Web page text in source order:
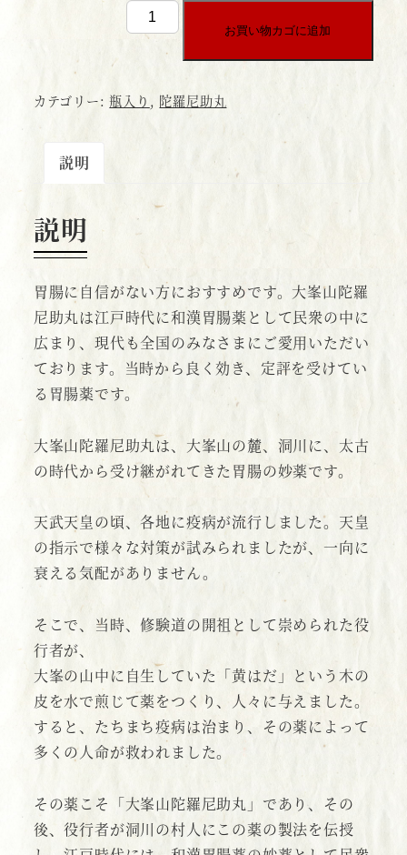
入
（2,400
量
ス
ー
ン
付）
【第
三
医
薬
品】
個
お買い物カゴに追加
カテゴリー:瓶入り , 陀羅尼助丸
説明
説明
胃腸に自信がない方におすすめです。大峯山陀羅
尼助丸は江戸時代に和漢胃腸薬として民衆の中に
広まり、現代も全国のみなさまにご愛用いただい
ております。当時から良く効き、定評を受けてい
る胃腸薬です。
大峯山陀羅尼助丸は、大峯山の麓、洞川に、太古
の時代から受け継がれてきた胃腸の妙薬です。
天武天皇の頃、各地に疫病が流行しました。天皇
の指示で様々な対策が試みられましたが、一向に
衰える気配がありません。
そこで、当時、修験道の開祖として崇められた役
行者が、
大峯の山中に自生していた「黄はだ」という木の
皮を水で煎じて薬をつくり、人々に与えました。
すると、たちまち疫病は治まり、その薬によって
多くの人命が救われました。
その薬こそ「大峯山陀羅尼助丸」であり、その
後、役行者が洞川の村人にこの薬の製法を伝授